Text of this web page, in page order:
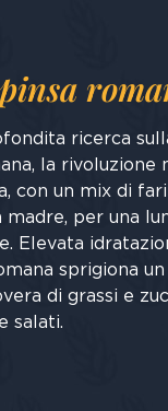
pinsa
ricerca
la rivoluzione
con un mix di
per una
Elevata
sprigiona
di grassi e
salati.